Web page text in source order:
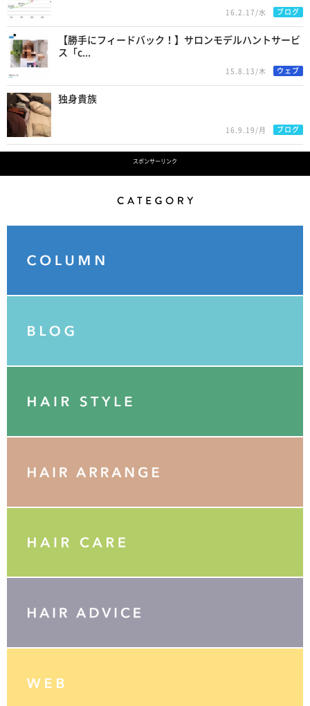
16.2.17/水 ブログ
【勝手にフィードバック！】サロンモデルハントサービ
ス「c...
15.8.13/木 ウェブ
独身貴族
16.9.19/月 ブログ
スポンサーリンク